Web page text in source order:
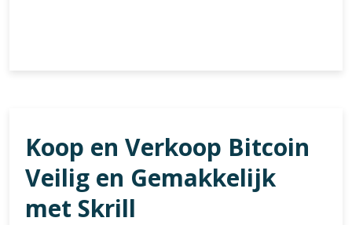
de
Wereld
van
Cryptocurrencies
Koop en Verkoop Bitcoin
Veilig en Gemakkelijk
met Skrill